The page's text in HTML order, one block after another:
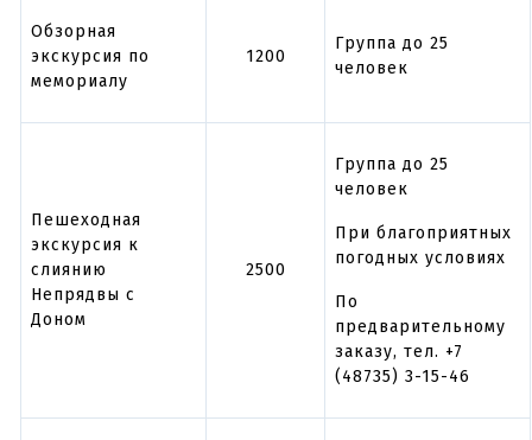
Обзорная
экскурсия по
мемориалу
1200
Группа до 25
человек
Пешеходная
экскурсия к
слиянию
Непрядвы с
Доном
2500
Группа до 25
человек
При благоприятных
погодных условиях
По
предварительному
заказу, тел. +7
(48735) 3-15-46